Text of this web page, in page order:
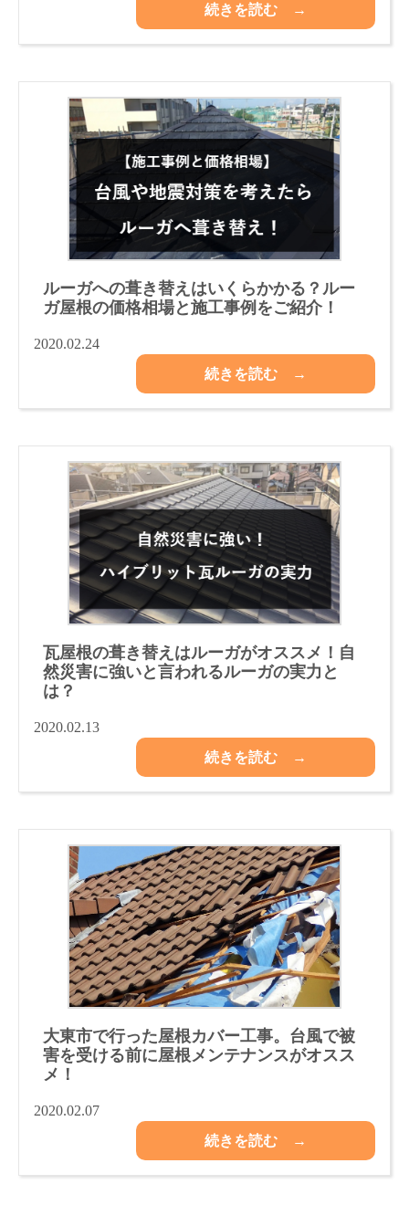
続きを読む →
ルーガへの葺き替えはいくらかかる？ルー
ガ屋根の価格相場と施工事例をご紹介！
2020.02.24
続きを読む →
瓦屋根の葺き替えはルーガがオススメ！自
然災害に強いと言われるルーガの実力と
は？
2020.02.13
続きを読む →
大東市で行った屋根カバー工事。台風で被
害を受ける前に屋根メンテナンスがオスス
メ！
2020.02.07
続きを読む →